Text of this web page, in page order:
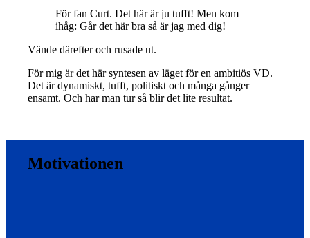
För fan Curt. Det här är ju tufft! Men kom
ihåg: Går det här bra så är jag med dig!
Vände därefter och rusade ut.
För mig är det här syntesen av läget för en ambitiös VD.
Det är dynamiskt, tufft, politiskt och många gånger
ensamt. Och har man tur så blir det lite resultat.
Motivationen